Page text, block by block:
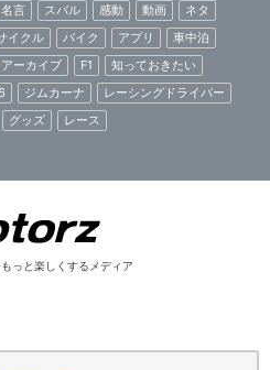
名言 スバル 感動 動画
ネタ
イクル バイク アプリ
車中泊
アーカイブ F1
知っておきたい
ジムカーナ
レーシングドライバー
グッズ レース
っと楽しくするメディア